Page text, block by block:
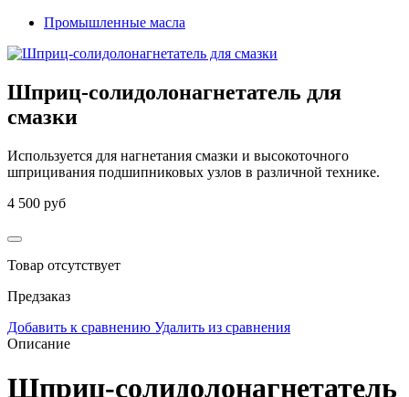
Промышленные масла
Шприц-солидолонагнетатель для
смазки
Используется для нагнетания смазки и высокоточного
шприцивания подшипниковых узлов в различной технике.
4 500 руб
Товар отсутствует
Предзаказ
Добавить к сравнению Удалить из сравнения
Описание
Шприц-солидолонагнетатель